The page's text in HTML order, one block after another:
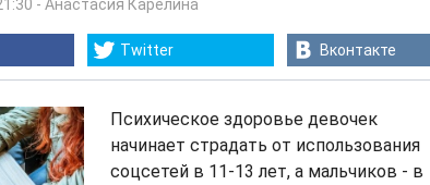
- Анастасия Карелина
Twitter Вконтакте
Психическое здоровье девочек
начинает страдать от использования
соцсетей в 11-13 лет, а мальчиков - в